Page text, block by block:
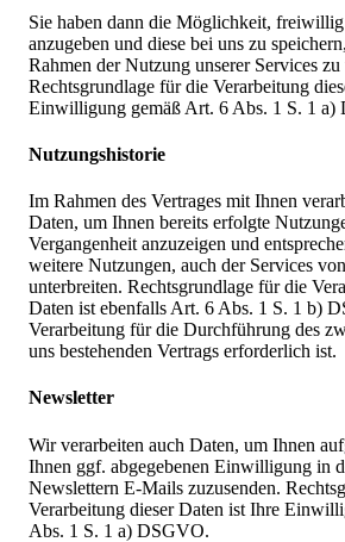
Sie haben dann die Möglichkeit,
anzugeben und diese bei uns zu
Rahmen der Nutzung unserer Services
Rechtsgrundlage für die Verarbeitung
Einwilligung gemäß Art. 6 Abs. 1 S. 1 a)
Nutzungshistorie
Im Rahmen des Vertrages mit Ihnen
Daten, um Ihnen bereits erfolgte
Vergangenheit anzuzeigen und
weitere Nutzungen, auch der Services
unterbreiten. Rechtsgrundlage für die
Daten ist ebenfalls Art. 6 Abs. 1 S. 1 b)
Verarbeitung für die Durchführung des
uns bestehenden Vertrags erforderlich ist.
Newsletter
Wir verarbeiten auch Daten, um Ihnen
Ihnen ggf. abgegebenen Einwilligung in
Newslettern E-Mails zuzusenden.
Verarbeitung dieser Daten ist Ihre
Abs. 1 S. 1 a) DSGVO.